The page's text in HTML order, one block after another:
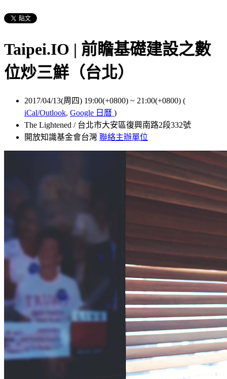
Taipei.IO | 前瞻基礎建設之數
位炒三鮮（台北）
2017/04/13(周四) 19:00(+0800) ~ 21:00(+0800) (
iCal/Outlook, Google 日曆 )
The Lightened / 台北市大安區復興南路2段332號
開放知識基金會台灣 聯絡主辦單位